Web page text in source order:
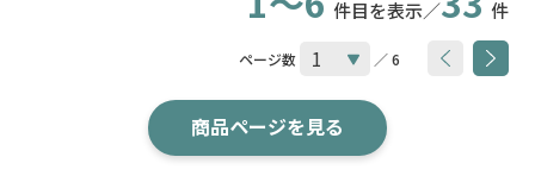
件目を表示／ 件
ページ数 ／ 6
商品ページを見る